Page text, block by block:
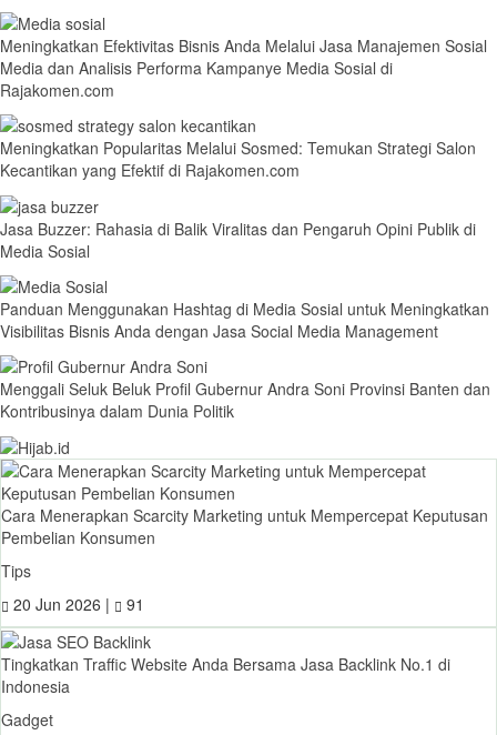
Meningkatkan Efektivitas Bisnis Anda Melalui Jasa Manajemen Sosial
Media dan Analisis Performa Kampanye Media Sosial di
Rajakomen.com
Meningkatkan Popularitas Melalui Sosmed: Temukan Strategi Salon
Kecantikan yang Efektif di Rajakomen.com
Jasa Buzzer: Rahasia di Balik Viralitas dan Pengaruh Opini Publik di
Media Sosial
Panduan Menggunakan Hashtag di Media Sosial untuk Meningkatkan
Visibilitas Bisnis Anda dengan Jasa Social Media Management
Menggali Seluk Beluk Profil Gubernur Andra Soni Provinsi Banten dan
Kontribusinya dalam Dunia Politik
Cara Menerapkan Scarcity Marketing untuk Mempercepat Keputusan
Pembelian Konsumen
Tips
20 Jun 2026 |
91
Tingkatkan Traffic Website Anda Bersama Jasa Backlink No.1 di
Indonesia
Gadget